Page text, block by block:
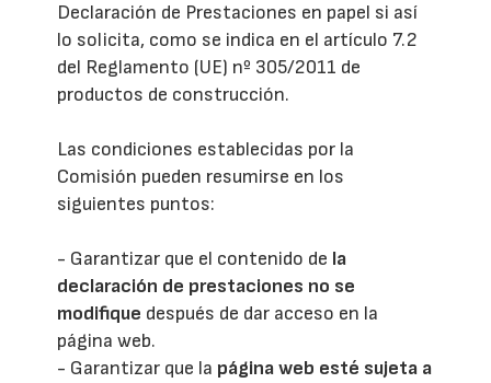
Declaración de Prestaciones en papel si así
lo solicita, como se indica en el artículo 7.2
del Reglamento (UE) nº 305/2011 de
productos de construcción.
Las condiciones establecidas por la
Comisión pueden resumirse en los
siguientes puntos:
- Garantizar que el contenido de la
declaración de prestaciones no se
modifique después de dar acceso en la
página web.
- Garantizar que la página web esté sujeta a